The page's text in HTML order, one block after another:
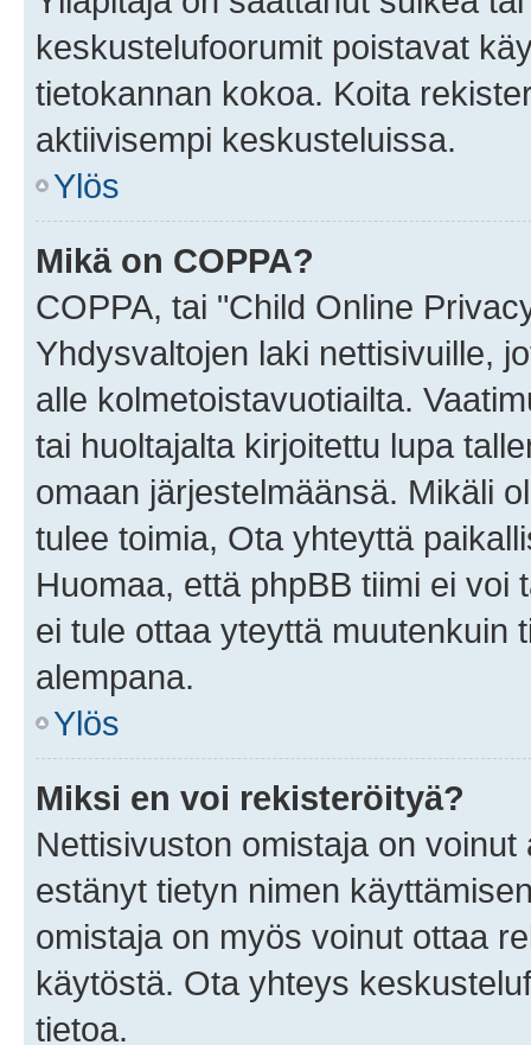
keskustelufoorumit poistavat
tietokannan kokoa. Koita
aktiivisempi keskusteluissa.
Ylös
Mikä on COPPA?
COPPA, tai "Child Online
Yhdysvaltojen laki nettisivuille,
alle kolmetoistavuotiailta.
tai huoltajalta kirjoitettu lupa
omaan järjestelmäänsä. Mikäli
tulee toimia, Ota yhteyttä
Huomaa, että phpBB tiimi ei
ei tule ottaa yteyttä muutenkuin
alempana.
Ylös
Miksi en voi rekisteröityä?
Nettisivuston omistaja on
estänyt tietyn nimen
omistaja on myös voinut ottaa
käytöstä. Ota yhteys
tietoa.